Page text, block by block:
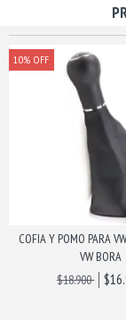
10% OFF
COFIA Y POMO PARA
VW BORA
$18.900